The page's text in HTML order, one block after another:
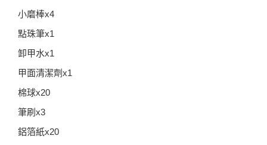
小磨棒x4
點珠筆x1
卸甲水x1
甲面清潔劑x1
棉球x20
筆刷x3
鋁箔紙x20